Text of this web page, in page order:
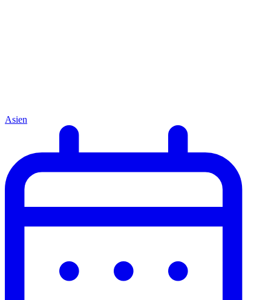
Asien